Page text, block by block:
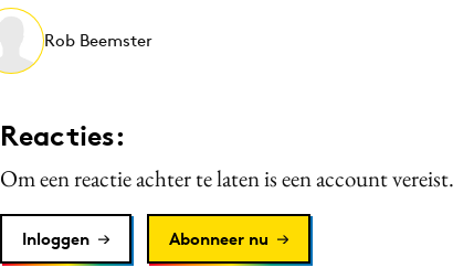
Rob Beemster
Reacties:
Om een reactie achter te laten is een account vereist.
Inloggen Abonneer nu